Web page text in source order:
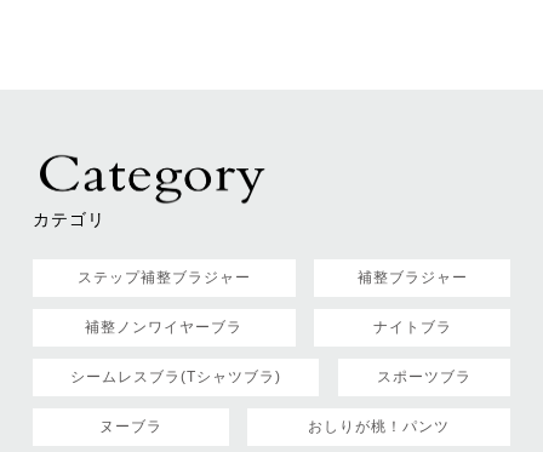
カテゴリ
ステップ補整ブラジャー 補整ブラジャー
補整ノンワイヤーブラ ナイトブラ
シームレスブラ(Tシャツブラ) スポーツブラ
ヌーブラ おしりが桃！パンツ